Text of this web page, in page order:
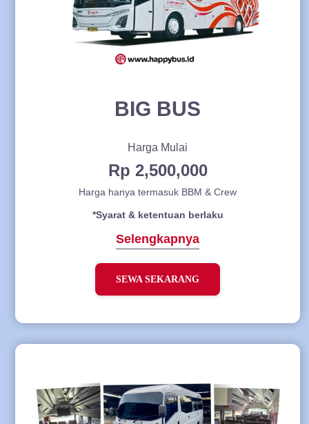
BIG BUS
Harga Mulai
Rp 2,500,000
Harga hanya termasuk BBM & Crew
*Syarat & ketentuan berlaku
Selengkapnya
SEWA SEKARANG